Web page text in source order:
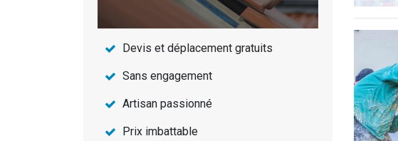
Devis et déplacement gratuits
Sans engagement
Artisan passionné
Prix imbattable